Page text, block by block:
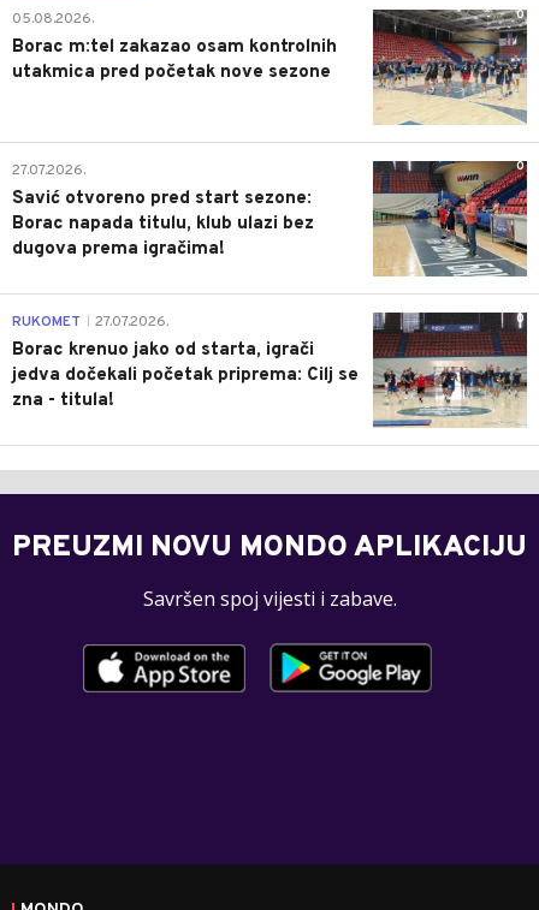
0
05.08.2026.
Borac m:tel zakazao osam kontrolnih
utakmica pred početak nove sezone
0
27.07.2026.
Savić otvoreno pred start sezone:
Borac napada titulu, klub ulazi bez
dugova prema igračima!
0
RUKOMET 27.07.2026.
Borac krenuo jako od starta, igrači
jedva dočekali početak priprema: Cilj se
zna - titula!
PREUZMI NOVU MONDO APLIKACIJU
Savršen spoj vijesti i zabave.